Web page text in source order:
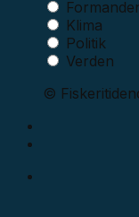
Klima
Politik
Verden
©